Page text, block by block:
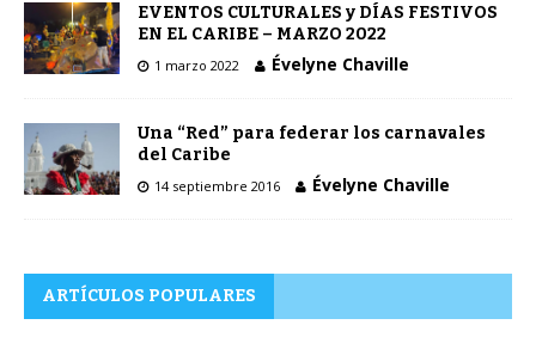
EVENTOS CULTURALES y DÍAS FESTIVOS
EN EL CARIBE – MARZO 2022
1 marzo 2022 Évelyne Chaville
Una “Red” para federar los carnavales
del Caribe
14 septiembre 2016 Évelyne Chaville
ARTÍCULOS POPULARES